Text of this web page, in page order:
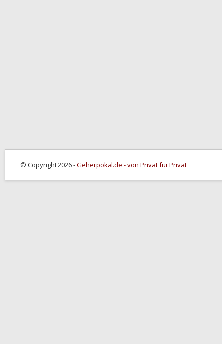
© Copyright 2026 -Geherpokal.de - von Privat für Privat